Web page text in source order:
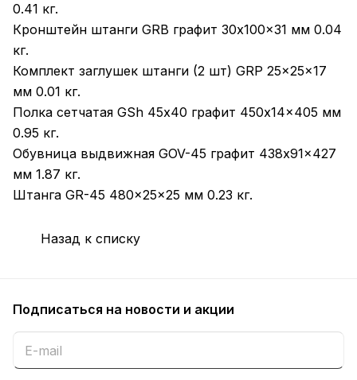
0.41 кг.
Кронштейн штанги GRB графит 30x100x31 мм 0.04
кг.
Комплект заглушек штанги (2 шт) GRP 25x25x17
мм 0.01 кг.
Полка сетчатая GSh 45х40 графит 450x14x405 мм
0.95 кг.
Обувница выдвижная GOV-45 графит 438x91x427
мм 1.87 кг.
Штанга GR-45 480x25x25 мм 0.23 кг.
Назад к списку
Подписаться на новости и акции